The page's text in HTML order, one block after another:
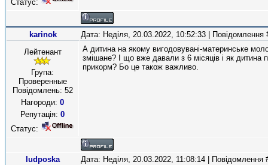
Статус:
karinok
Дата: Неділя, 20.03.2022, 10:52:33 | Повідомлення
Лейтенант
Група:
Проверенные
Повідомлень: 52
Нагороди: 0
Репутація: 0
Статус:
А дитина на якому вигодовувані-материнське
змішане? І що вже давали з 6 місяців і як дитина
прикорм? Бо це також важливо.
ludposka
Дата: Неділя, 20.03.2022, 11:08:14 | Повідомлення